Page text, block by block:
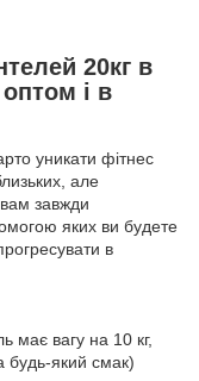
20кг в
і в
уникати фітнес
але
завжди
яких ви будете
в
має вагу на 10 кг,
будь-який смак)